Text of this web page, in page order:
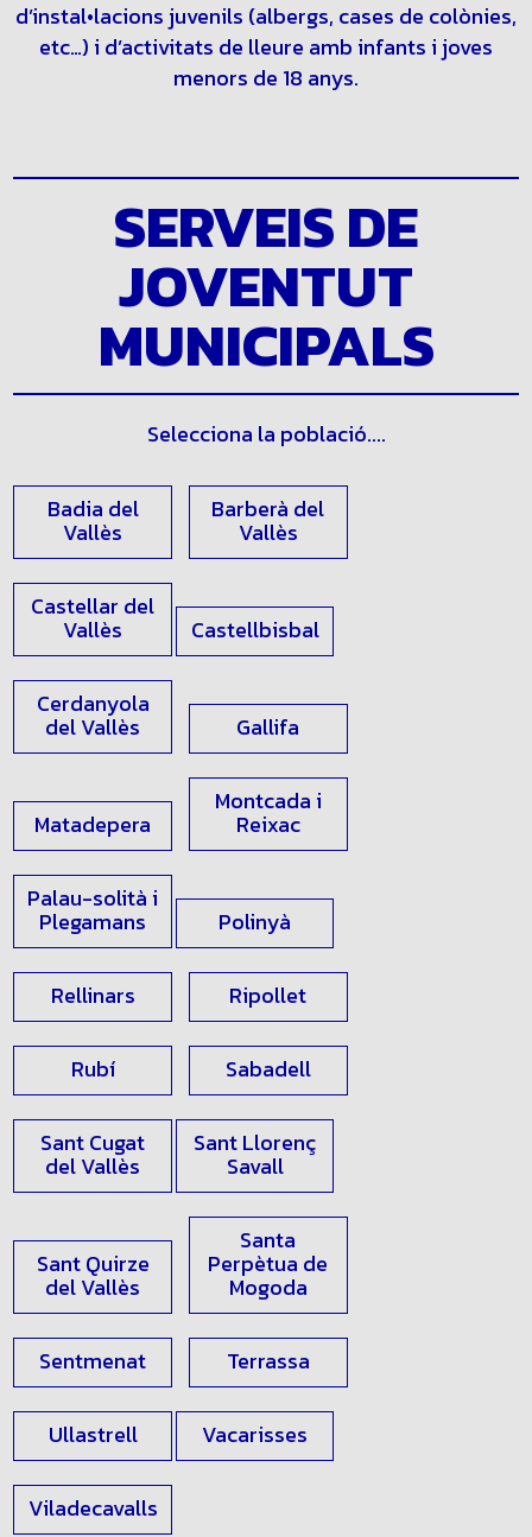
d’instal•lacions juvenils (albergs, cases de colònies,
etc…) i d’activitats de lleure amb infants i joves
menors de 18 anys.
SERVEIS DE
JOVENTUT
MUNICIPALS
Selecciona la població....
Badia del
Vallès
Barberà del
Vallès
Castellar del
Vallès Castellbisbal
Cerdanyola
del Vallès Gallifa
Matadepera
Montcada i
Reixac
Palau-solità i
Plegamans Polinyà
Rellinars Ripollet
Rubí Sabadell
Sant Cugat
del Vallès
Sant Llorenç
Savall
Sant Quirze
del Vallès
Santa
Perpètua de
Mogoda
Sentmenat Terrassa
Ullastrell Vacarisses
Viladecavalls